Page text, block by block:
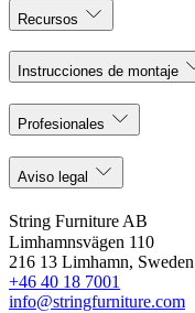
Recursos
Instrucciones de montaje
Profesionales
Aviso legal
String Furniture AB
Limhamnsvägen 110
216 13 Limhamn, Sweden
+46 40 18 7001
info@stringfurniture.com